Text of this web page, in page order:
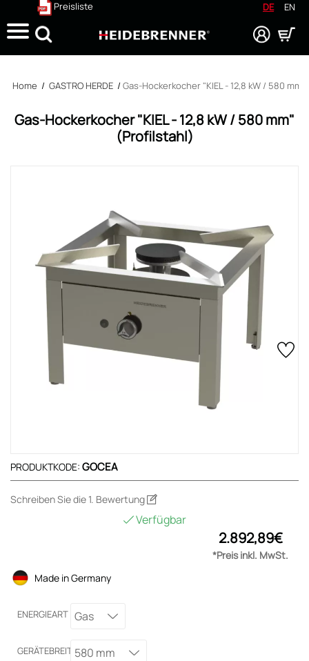
Preisliste DE EN
Suche
Home / GASTRO HERDE / Gas-Hockerkocher "KIEL - 12,8 kW / 580
Gas-Hockerkocher "KIEL - 12,8 kW / 580 mm"
(Profilstahl)
PRODUKTKODE: GOCEA
Schreiben Sie die 1. Bewertung
Verfügbar
2.892,89€
*Preis inkl. MwSt.
Made in Germany
ENERGIEART Gas
GERÄTEBREITE580 mm